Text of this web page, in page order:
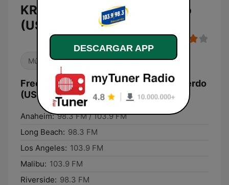
KRCD 103.9 - 98.3 Recuerdo
(US Only)
Música mexicana Antiguas
Frecuencias KRCD 103.9 - 98.3 Recuerdo
(US Only):
Anaheim: 98.3 FM / 103.9 FM
Long Beach: 98.3 FM
Los Angeles: 103.9 FM
Malibu: 103.9 FM
Riverside: 98.3 FM
DESCARGAR APP